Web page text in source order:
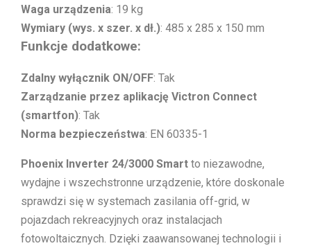
Waga urządzenia: 19 kg
Wymiary (wys. x szer. x dł.): 485 x 285 x 150 mm
Funkcje dodatkowe:
Zdalny wyłącznik ON/OFF: Tak
Zarządzanie przez aplikację Victron Connect
(smartfon): Tak
Norma bezpieczeństwa: EN 60335-1
Phoenix Inverter 24/3000 Smart to niezawodne,
wydajne i wszechstronne urządzenie, które doskonale
sprawdzi się w systemach zasilania off-grid, w
pojazdach rekreacyjnych oraz instalacjach
fotowoltaicznych. Dzięki zaawansowanej technologii i